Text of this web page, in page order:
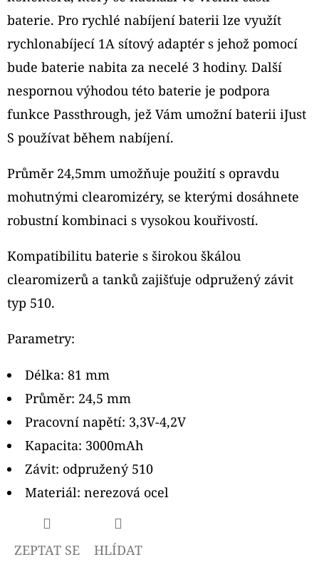
baterie. Pro rychlé nabíjení baterii lze využít
rychlonabíjecí 1A sítový adaptér s jehož pomocí
bude baterie nabita za necelé 3 hodiny. Další
nespornou výhodou této baterie je podpora
funkce Passthrough, jež Vám umožní baterii iJust
S používat během nabíjení.
Průměr 24,5mm umožňuje použití s opravdu
mohutnými clearomizéry, se kterými dosáhnete
robustní kombinaci s vysokou kouřivostí.
Kompatibilitu baterie s širokou škálou
clearomizerů a tanků zajišťuje odpružený závit
typ 510.
Parametry:
Délka: 81 mm
Průměr: 24,5 mm
Pracovní napětí: 3,3V-4,2V
Kapacita: 3000mAh
Závit: odpružený 510
Materiál: nerezová ocel
ZEPTAT SE HLÍDAT
Původně:
109